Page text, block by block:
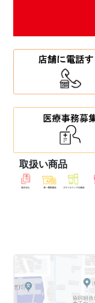
取扱い商品